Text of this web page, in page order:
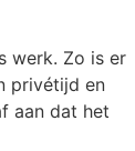
werk. Zo is er
privétijd en
aan dat het